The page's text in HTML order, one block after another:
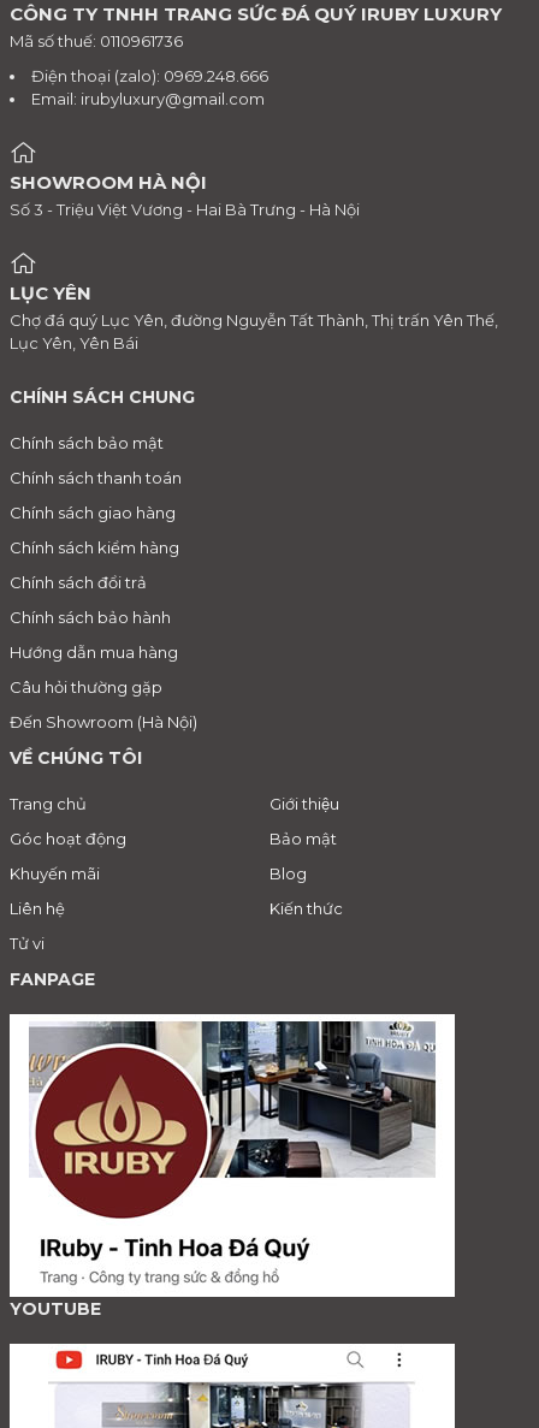
CÔNG TY TNHH TRANG SỨC ĐÁ QUÝ IRUBY LUXURY
Mã số thuế: 0110961736
Điện thoại (zalo): 0969.248.666
Email: irubyluxury@gmail.com
SHOWROOM HÀ NỘI
Số 3 - Triệu Việt Vương - Hai Bà Trưng - Hà Nội
LỤC YÊN
Chợ đá quý Lục Yên, đường Nguyễn Tất Thành, Thị trấn Yên Thế,
Lục Yên, Yên Bái
CHÍNH SÁCH CHUNG
Chính sách bảo mật
Chính sách thanh toán
Chính sách giao hàng
Chính sách kiểm hàng
Chính sách đổi trả
Chính sách bảo hành
Hướng dẫn mua hàng
Câu hỏi thường gặp
Đến Showroom (Hà Nội)
VỀ CHÚNG TÔI
Trang chủ
Giới thiệu
Góc hoạt động
Bảo mật
Khuyến mãi
Blog
Liên hệ
Kiến thức
Tử vi
FANPAGE
YOUTUBE